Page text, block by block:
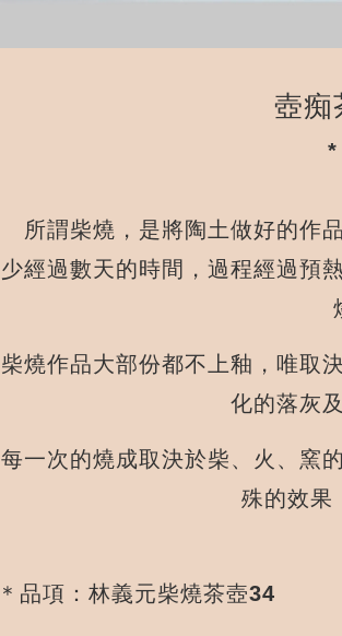
壺痴
*
所謂柴燒，是將陶土做好的作
少經過數天的時間，過程經過預
柴燒作品大部份都不上釉，唯取
化的落灰
每一次的燒成取決於柴、火、窯
殊的效果
＊品項：林義元柴燒茶壺34